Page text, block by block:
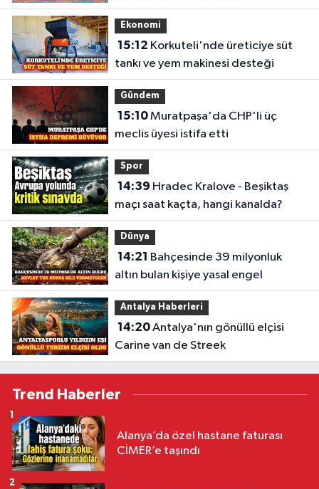
Ekonomi
15:12
tankı ve yem makinesi desteği
Gündem
15:10Muratpaşa'da CHP'li üç
meclis üyesi istifa etti
Spor
14:39
maçı saat kaçta, hangi kanalda?
Dünya
14:21
altın bulan kişiye yasal engel
Antalya Haberleri
14:20Antalya'nın gönüllü elçisi
Carine van de Streek
Trend Haberler
Alanya’da özel hastane faturası
CİMER’e taşındı
1
2